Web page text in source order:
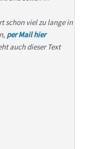
schon viel zu lange in
per Mail hier
auch dieser Text